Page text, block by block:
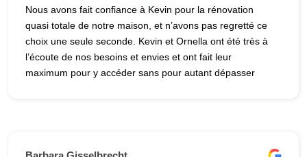
Nous avons fait confiance à Kevin pour la rénovation
quasi totale de notre maison, et n’avons pas regretté ce
choix une seule seconde. Kevin et Ornella ont été très à
l’écoute de nos besoins et envies et ont fait leur
maximum pour y accéder sans pour autant dépasser
suivit magnifique, nous sommes on ne peut plus heureux